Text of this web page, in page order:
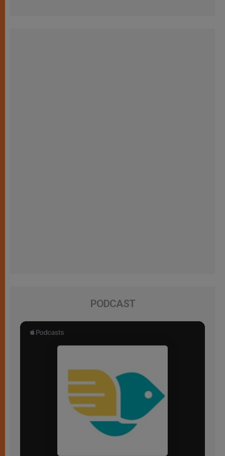
PODCAST